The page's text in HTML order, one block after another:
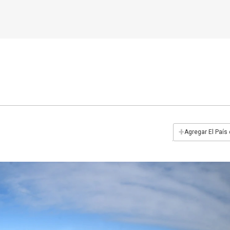
+Agregar El País